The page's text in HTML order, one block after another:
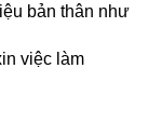
bản thân như
việc làm